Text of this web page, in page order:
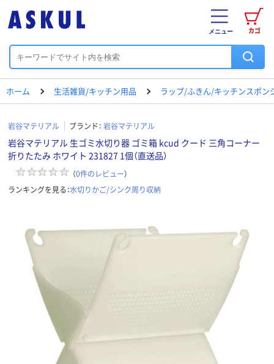
カゴ
メニュー
ホーム 生活雑貨/キッチン用品 ラップ/ふきん/キッチンスポン
岩谷マテリアル ブランド： 岩谷マテリアル
岩谷マテリアル 生ゴミ水切り器 ゴミ箱 kcud クード 三角コーナー
折りたたみ ホワイト 231827 1個（直送品）
（0件のレビュー）
ランキングを見る：水切りかご/シンク周り収納